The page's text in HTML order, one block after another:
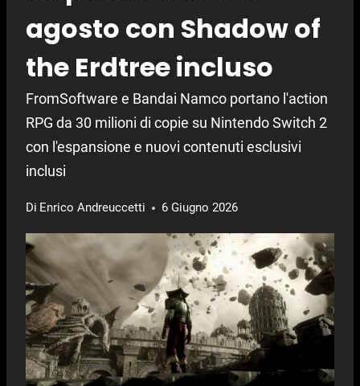
agosto con Shadow of
the Erdtree incluso
FromSoftware e Bandai Namco portano l'action
RPG da 30 milioni di copie su Nintendo Switch 2
con l'espansione e nuovi contenuti esclusivi
inclusi
Di Enrico Andreuccetti 6 Giugno 2026